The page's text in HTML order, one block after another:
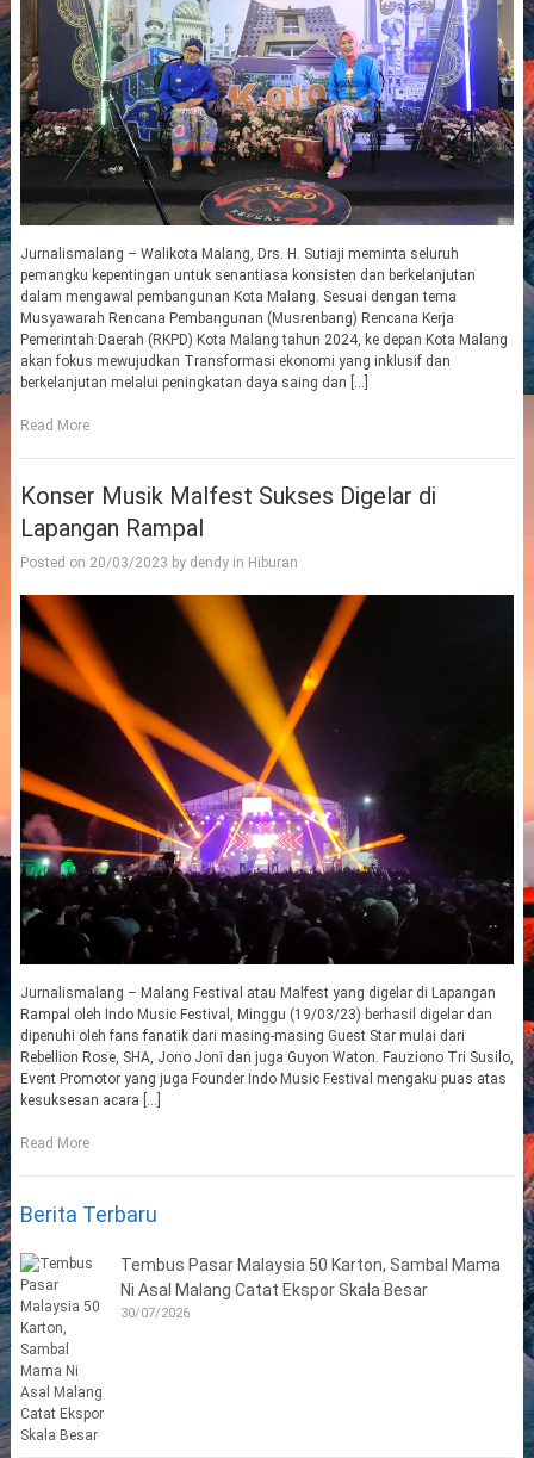
Jurnalismalang – Walikota Malang, Drs. H. Sutiaji meminta seluruh
pemangku kepentingan untuk senantiasa konsisten dan berkelanjutan
dalam mengawal pembangunan Kota Malang. Sesuai dengan tema
Musyawarah Rencana Pembangunan (Musrenbang) Rencana Kerja
Pemerintah Daerah (RKPD) Kota Malang tahun 2024, ke depan Kota Malang
akan fokus mewujudkan Transformasi ekonomi yang inklusif dan
berkelanjutan melalui peningkatan daya saing dan […]
Read More
Konser Musik Malfest Sukses Digelar di
Lapangan Rampal
Posted on 20/03/2023 by dendyin Hiburan
Jurnalismalang – Malang Festival atau Malfest yang digelar di Lapangan
Rampal oleh Indo Music Festival, Minggu (19/03/23) berhasil digelar dan
dipenuhi oleh fans fanatik dari masing-masing Guest Star mulai dari
Rebellion Rose, SHA, Jono Joni dan juga Guyon Waton. Fauziono Tri Susilo,
Event Promotor yang juga Founder Indo Music Festival mengaku puas atas
kesuksesan acara […]
Read More
Berita Terbaru
Tembus Pasar Malaysia 50 Karton, Sambal Mama
Ni Asal Malang Catat Ekspor Skala Besar
30/07/2026